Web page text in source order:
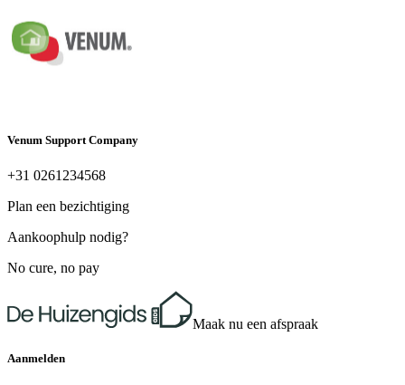
Venum Support Company
+31 0261234568
Plan een bezichtiging
Aankoophulp nodig?
No cure, no pay
Maak nu een afspraak
Aanmelden